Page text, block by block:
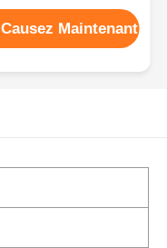
Causez Maintenant